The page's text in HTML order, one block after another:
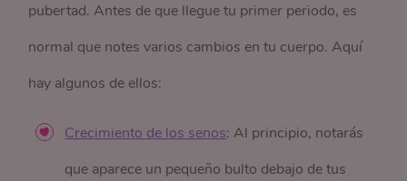
pubertad. Antes de que llegue tu primer periodo, es
normal que notes varios cambios en tu cuerpo. Aquí
hay algunos de ellos:
Crecimiento de los senos: Al principio, notarás
que aparece un pequeño bulto debajo de tus